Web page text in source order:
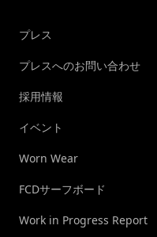
プレス
プレスへのお問い合わせ
採用情報
イベント
Worn Wear
FCDサーフボード
Work in Progress Report